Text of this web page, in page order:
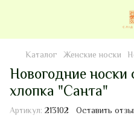
Каталог Женские носки
Новогодние носки
хлопка "Санта"
Артикул: 213102 Оставить